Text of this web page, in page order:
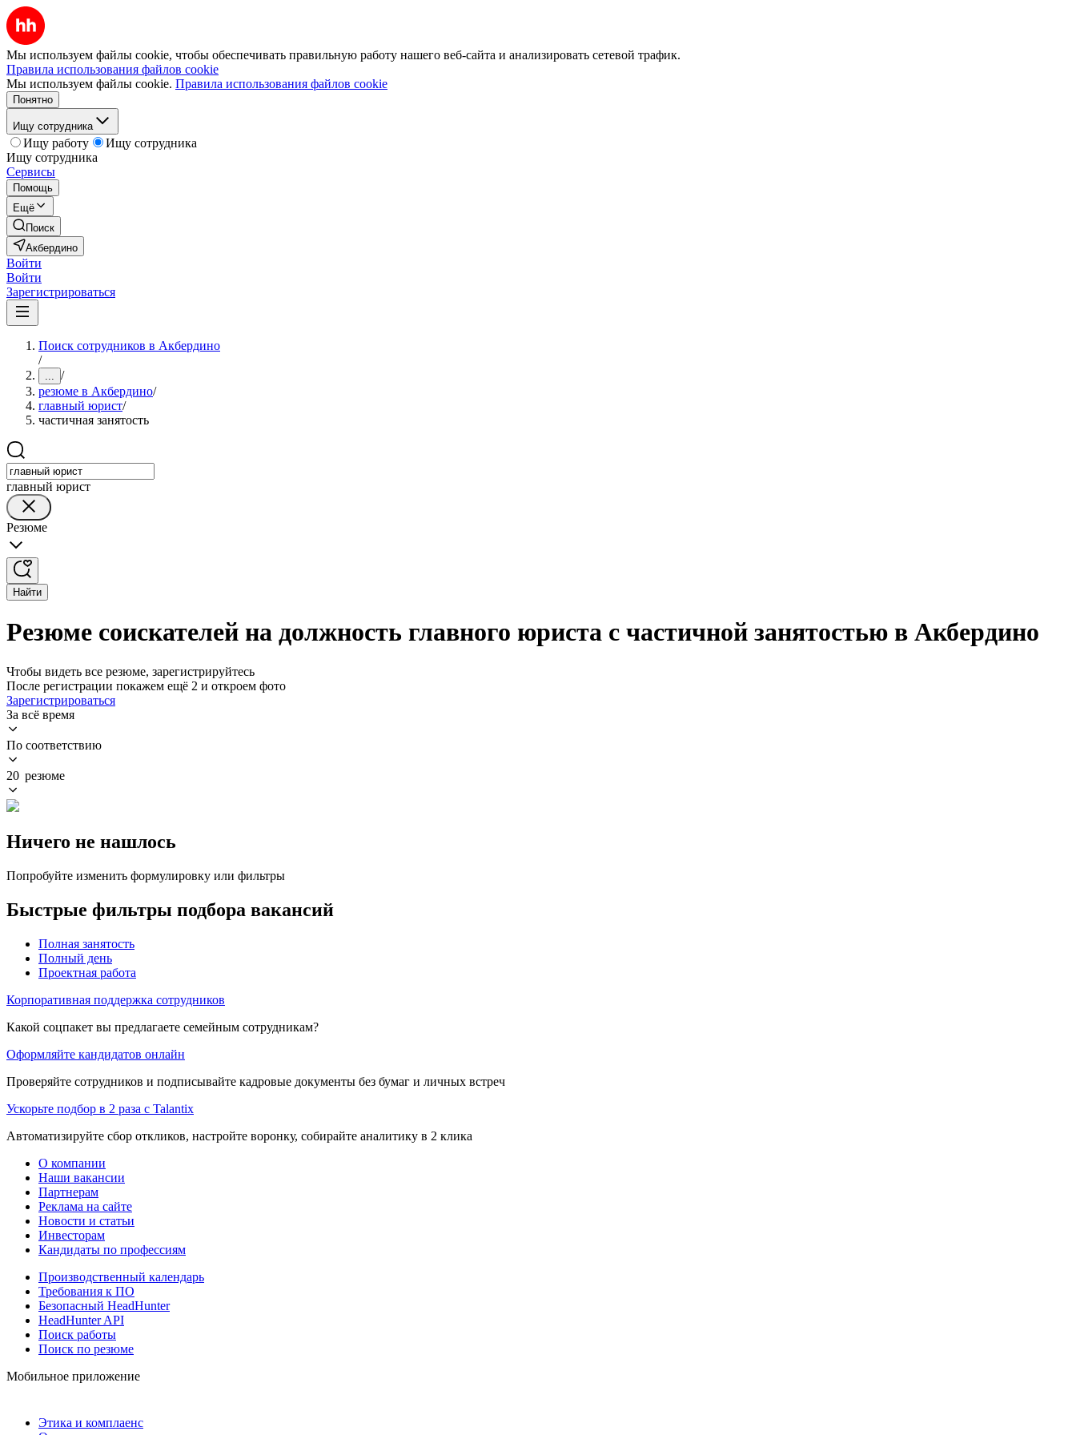
Мы используем файлы cookie, чтобы обеспечивать правильную работу нашего веб-сайта и анализировать сетевой трафик.
Правила использования файлов cookie
Мы используем файлы cookie. Правила использования файлов cookie
Понятно
Ищу сотрудника
Ищу работу
Ищу сотрудника
Ищу сотрудника
Сервисы
Помощь
Ещё
Поиск
Акбердино
Войти
Войти
Зарегистрироваться
Поиск сотрудников в Акбердино
/
... /
резюме в Акбердино/
главный юрист/
частичная занятость
главный юрист
Резюме
Найти
Резюме соискателей на должность главного юриста с частичной занятостью в Акбердино
Чтобы видеть все резюме, зарегистрируйтесь
После регистрации покажем ещё 2 и откроем фото
Зарегистрироваться
За всё время
По соответствию
20 резюме
Ничего не нашлось
Попробуйте изменить формулировку или фильтры
Быстрые фильтры подбора вакансий
Полная занятость
Полный день
Проектная работа
Корпоративная поддержка сотрудников
Какой соцпакет вы предлагаете семейным сотрудникам?
Оформляйте кандидатов онлайн
Проверяйте сотрудников и подписывайте кадровые документы без бумаг и личных встреч
Ускорьте подбор в 2 раза с Talantix
Автоматизируйте сбор откликов, настройте воронку, собирайте аналитику в 2 клика
О компании
Наши вакансии
Партнерам
Реклама на сайте
Новости и статьи
Инвесторам
Кандидаты по профессиям
Производственный календарь
Требования к ПО
Безопасный HeadHunter
HeadHunter API
Поиск работы
Поиск по резюме
Мобильное приложение
Этика и комплаенс